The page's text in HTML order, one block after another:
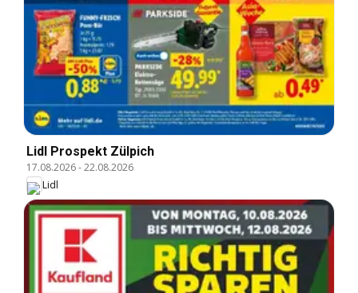
Lidl Prospekt Zülpich
17.08.2026-22.08.2026
Lidl